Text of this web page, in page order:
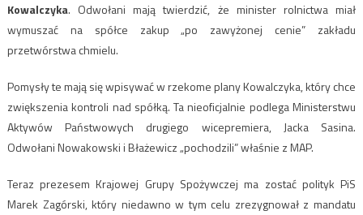
Kowalczyka. Odwołani mają twierdzić, że minister rolnictwa miał
wymuszać na spółce zakup „po zawyżonej cenie” zakładu
przetwórstwa chmielu.
Pomysły te mają się wpisywać w rzekome plany Kowalczyka, który chce
zwiększenia kontroli nad spółką. Ta nieoficjalnie podlega Ministerstwu
Aktywów Państwowych drugiego wicepremiera, Jacka Sasina.
Odwołani Nowakowski i Błażewicz „pochodzili” właśnie z MAP.
Teraz prezesem Krajowej Grupy Spożywczej ma zostać polityk PiS
Marek Zagórski, który niedawno w tym celu zrezygnował z mandatu